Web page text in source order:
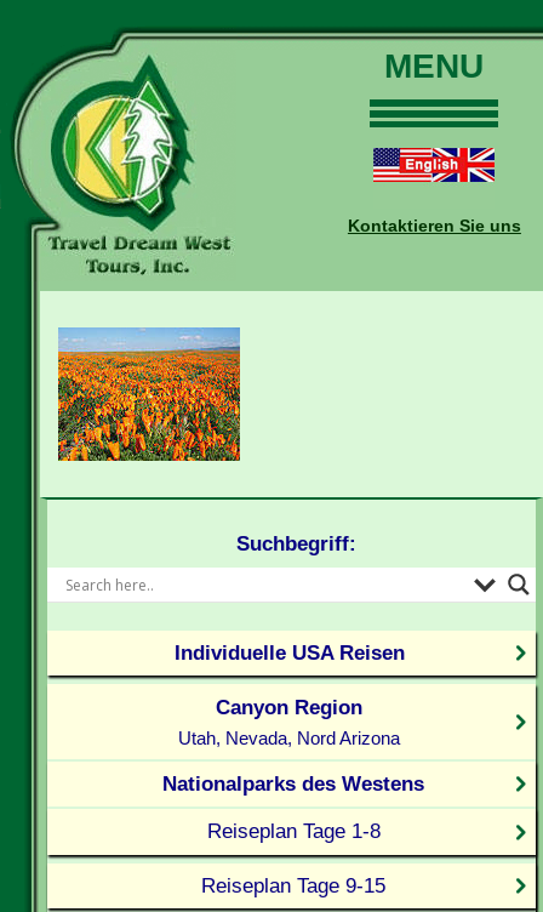
MENU
Touren
Daten und Preise
Buchungen
Kontaktieren Sie uns
Suchbegriff:
Individuelle USA Reisen
Canyon Region
Utah, Nevada, Nord Arizona
Nationalparks des Westens
Reiseplan Tage 1-8
Reiseplan Tage 9-15